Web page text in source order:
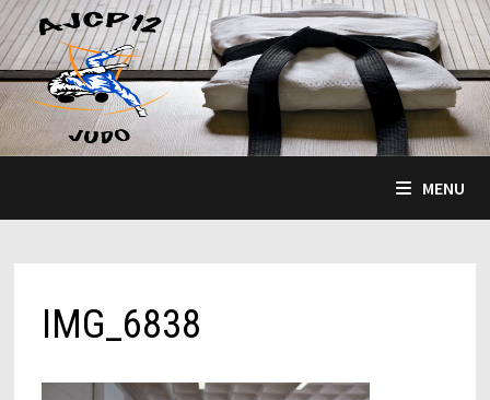
Passer
au
contenu
MENU
IMG_6838